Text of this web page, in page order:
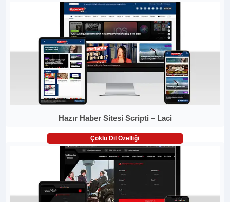
Hazır Haber Sitesi Scripti – Laci
Çoklu Dil Özelliği